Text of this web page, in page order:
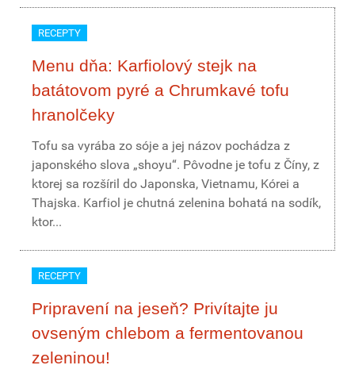
RECEPTY
Menu dňa: Karfiolový stejk na
batátovom pyré a Chrumkavé tofu
hranolčeky
Tofu sa vyrába zo sóje a jej názov pochádza z
japonského slova „shoyu“. Pôvodne je tofu z Číny, z
ktorej sa rozšíril do Japonska, Vietnamu, Kórei a
Thajska. Karfiol je chutná zelenina bohatá na sodík,
ktor...
RECEPTY
Pripravení na jeseň? Privítajte ju
ovseným chlebom a fermentovanou
zeleninou!